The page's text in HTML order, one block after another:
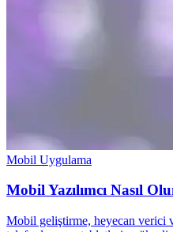
Mobil Uygulama
Mobil Yazılımcı Nasıl
Mobil geliştirme, heyecan verici